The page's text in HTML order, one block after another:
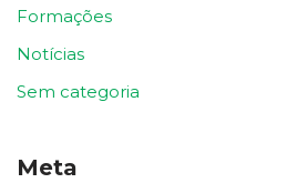
Formações
Notícias
Sem categoria
Meta